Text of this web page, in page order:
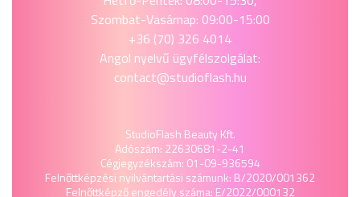
Szombat-Vasárnap: 09:00-15:00
+36 (70) 326 4014
Angol nyelvű ügyfélszolgálat:
contact@studioflash.hu
StudioFlash Beauty Kft.
Adószám: 22630681-2-41
Cégjegyzékszám: 01-09-936594
Felnőttképzési nyilvántartási számunk: B/2020/001362
Felnőttképző engedély száma: E/2022/000132